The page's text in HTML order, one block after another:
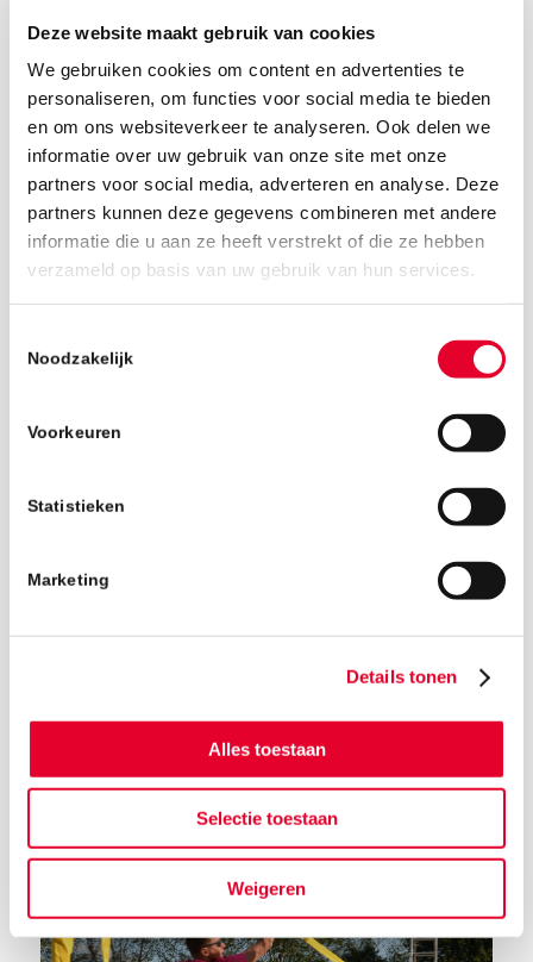
Deze website maakt gebruik van cookies
We gebruiken cookies om content en advertenties te
personaliseren, om functies voor social media te bieden
en om ons websiteverkeer te analyseren. Ook delen we
informatie over uw gebruik van onze site met onze
partners voor social media, adverteren en analyse. Deze
partners kunnen deze gegevens combineren met andere
informatie die u aan ze heeft verstrekt of die ze hebben
verzameld op basis van uw gebruik van hun services.
Noodzakelijk
Voorkeuren
Statistieken
Marketing
Details tonen
Alles toestaan
Selectie toestaan
Weigeren
3 september 2018
Terug naar het nieuwsoverzicht